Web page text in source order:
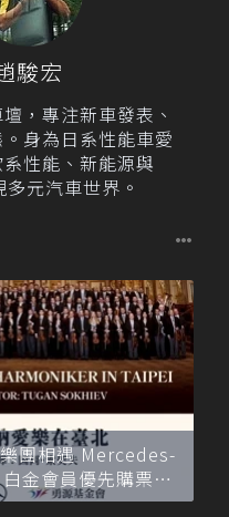
駿宏
，專注新車發表、
身為日系性能車愛
性能、新能源與
元汽車世界。
團相遇 Mercedes-
金會員優先購票維